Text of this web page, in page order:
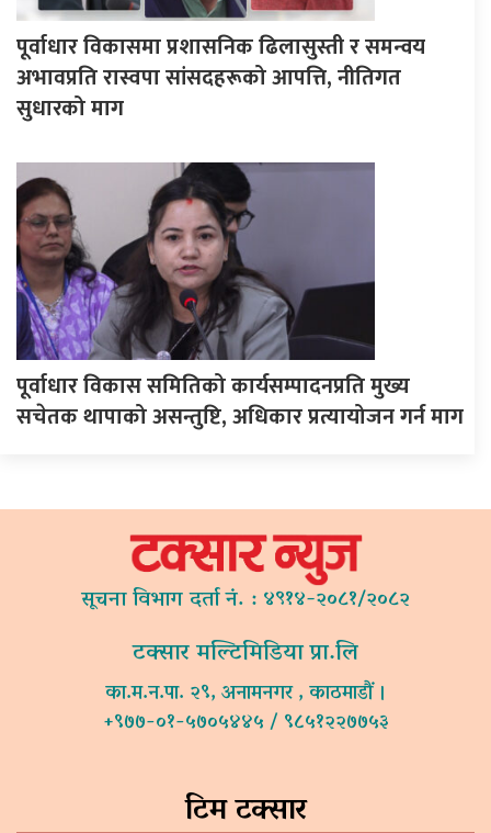
पूर्वाधार विकासमा प्रशासनिक ढिलासुस्ती र समन्वय
अभावप्रति रास्वपा सांसदहरूको आपत्ति, नीतिगत
सुधारको माग
पूर्वाधार विकास समितिको कार्यसम्पादनप्रति मुख्य
सचेतक थापाको असन्तुष्टि, अधिकार प्रत्यायोजन गर्न माग
सूचना विभाग दर्ता नं. : ४९१४-२०८१/२०८२
टक्सार मल्टिमिडिया प्रा.लि
का.म.न.पा. २९, अनामनगर , काठमाडौं ।
+९७७-०१-५७०५४४५ / ९८५१२२७७५३
टिम टक्सार